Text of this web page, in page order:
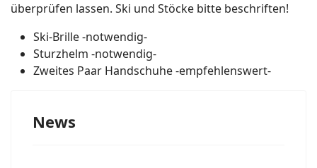
überprüfen lassen. Ski und Stöcke bitte beschriften!
Ski-Brille-notwendig-
Sturzhelm -notwendig-
Zweites Paar Handschuhe-empfehlenswert-
News